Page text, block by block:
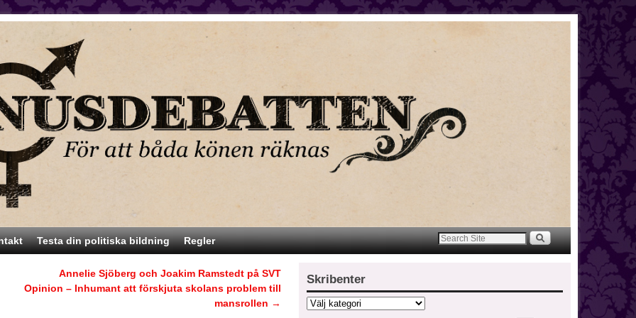
Testa din politiska bildning Regler
Annelie Sjöberg och Joakim Ramstedt på SVT
Opinion – Inhumant att förskjuta skolans problem till
mansrollen →
Skribenter